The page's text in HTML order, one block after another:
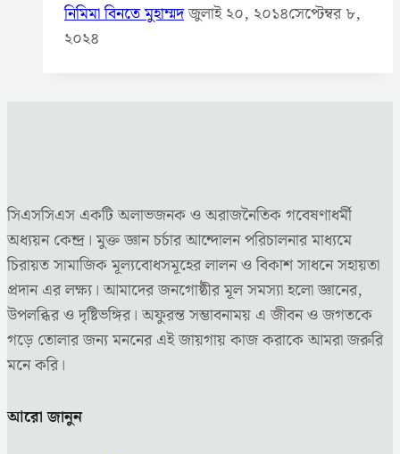
নিমিমা বিনতে মুহাম্মদজুলাই ২০, ২০১৪সেপ্টেম্বর ৮,
২০২৪
সিএসসিএস একটি অলাভজনক ও অরাজনৈতিক গবেষণাধর্মী
অধ্যয়ন কেন্দ্র। মুক্ত জ্ঞান চর্চার আন্দোলন পরিচালনার মাধ্যমে
চিরায়ত সামাজিক মূল্যবোধসমূহের লালন ও বিকাশ সাধনে সহায়তা
প্রদান এর লক্ষ্য। আমাদের জনগোষ্ঠীর মূল সমস্যা হলো জ্ঞানের,
উপলব্ধির ও দৃষ্টিভঙ্গির। অফুরন্ত সম্ভাবনাময় এ জীবন ও জগতকে
গড়ে তোলার জন্য মননের এই জায়গায় কাজ করাকে আমরা জরুরি
মনে করি।
আরো জানুন